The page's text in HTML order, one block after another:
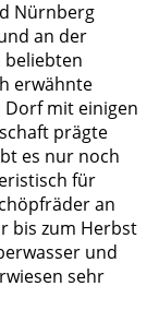
Nürnberg
an der
beliebten
erwähnte
Dorf mit einigen
prägte
es nur noch
für
an
bis zum Herbst
und
sehr